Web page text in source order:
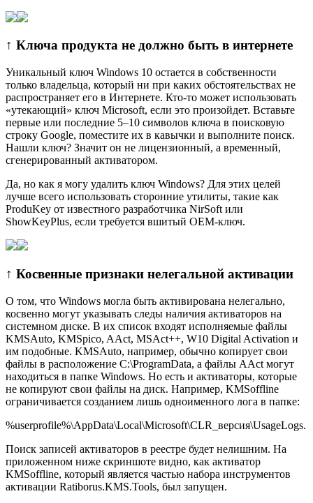
↑ Ключа продукта не должно быть в интернете
Уникальный ключ Windows 10 остается в собственности
только владельца, который ни при каких обстоятельствах не
распространяет его в Интернете. Кто-то может использовать
«утекающий» ключ Microsoft, если это произойдет. Вставьте
первые или последние 5–10 символов ключа в поисковую
строку Google, поместите их в кавычки и выполните поиск.
Нашли ключ? Значит он не лицензионный, а временный,
сгенерированный активатором.
Да, но как я могу удалить ключ Windows? Для этих целей
лучше всего использовать сторонние утилиты, такие как
ProduKey от известного разработчика NirSoft или
ShowKeyPlus, если требуется вшитый OEM-ключ.
↑ Косвенные признаки нелегальной активации
О том, что Windows могла быть активирована нелегально,
косвенно могут указывать следы наличия активаторов на
системном диске. В их список входят исполняемые файлы
KMSAuto, KMSpico, AAct, MSAct++, W10 Digital Activation и
им подобные. KMSAuto, например, обычно копирует свои
файлы в расположение C:\ProgramData, а файлы AAct могут
находиться в папке Windows. Но есть и активаторы, которые
не копируют свои файлы на диск. Например, KMSoffline
ограничивается созданием лишь одноименного лога в папке:
%userprofile%\AppData\Local\Microsoft\CLR_версия\UsageLogs.
Поиск записей активаторов в реестре будет нелишним. На
приложенном ниже скриншоте видно, как активатор
KMSoffline, который является частью набора инструментов
активации Ratiborus.KMS.Tools, был запущен.